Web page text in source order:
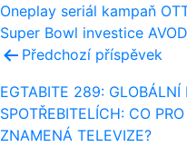
Oneplay seriál kampaň
Super Bowl investice AVOD
Navigace
pro
příspěvek
Předchozí příspěvek
EGTABITE 289:
SPOTŘEBITELÍCH: CO
ZNAMENÁ TELEVIZE?